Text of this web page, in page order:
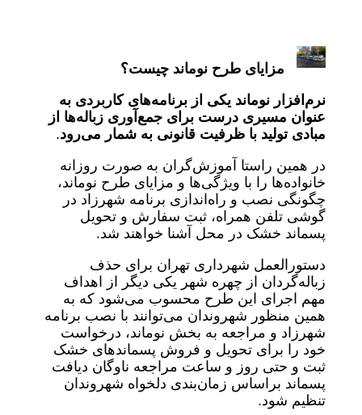
مزایای طرح نوماند چیست؟
نرم‌افزار نوماند یکی از برنامه‌های کاربردی به
عنوان مسیری درست برای جمع‌آوری زباله‌ها از
مبادی تولید با ظرفیت قانونی به شمار می‌رود.
در همین راستا آموزش‌گران به صورت روزانه
خانواده‌ها را با ویژگی‌ها و مزایای طرح نوماند،
چگونگی نصب و راه‌اندازی برنامه شهرزاد در
گوشی تلفن همراه، ‌ثبت سفارش و تحویل
پسماند خشک در محل آشنا خواهند شد.
دستورالعمل شهرداری تهران برای حذف
زباله‌گردان از چهره شهر یکی دیگر از اهداف
مهم اجرای این طرح محسوب می‌شود که به
همین منظور شهروندان می‌توانند با نصب برنامه
شهرزاد و مراجعه به بخش نوماند، درخواست
خود را برای تحویل و فروش پسماندهای خشک
ثبت و حتی روز و ساعت مراجعه ناوگان دیافت
پسماند براساس زمان‌بندی دلخواه شهروندان
تنظیم شود.